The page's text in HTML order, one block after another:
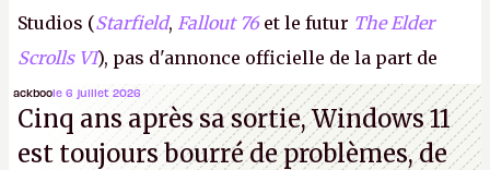
Studios (Starfield, Fallout 76 et le futur The Elder
Scrolls VI), pas d'annonce officielle de la part de
Microsoft, mais le syndicat des employés confirme
de nombreux licenciements.A.
ackboole 6 juillet 2026
Cinq ans après sa sortie, Windows 11
est toujours bourré de problèmes, de